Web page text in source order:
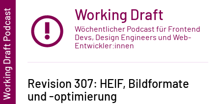
Working Draft
Wöchentlicher Podcast für Frontend
Devs, Design Engineers und Web-
Entwickler:innen
Revision 307: HEIF, Bildformate
und -optimierung